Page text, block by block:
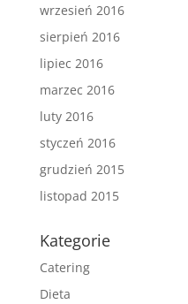
wrzesień 2016
sierpień 2016
lipiec 2016
marzec 2016
luty 2016
styczeń 2016
grudzień 2015
listopad 2015
Kategorie
Catering
Dieta